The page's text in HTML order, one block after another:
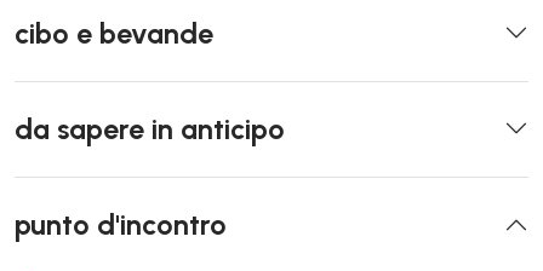
cibo e bevande
da sapere in anticipo
punto d'incontro